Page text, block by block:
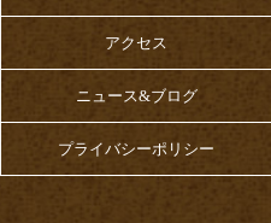
アクセス
ニュース&ブログ
プライバシーポリシー